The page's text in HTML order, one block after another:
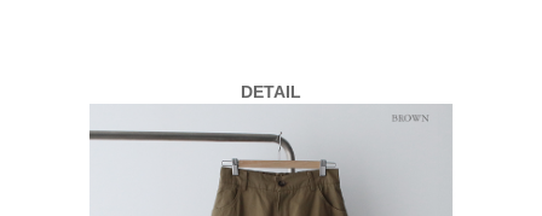
DETAIL